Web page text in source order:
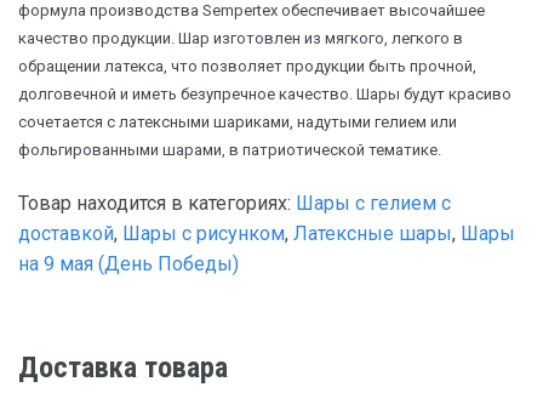
формула производства Sempertex обеспечивает высочайшее
качество продукции. Шар изготовлен из мягкого, легкого в
обращении латекса, что позволяет продукции быть прочной,
долговечной и иметь безупречное качество. Шары будут красиво
сочетается с латексными шариками, надутыми гелием или
фольгированными шарами, в патриотической тематике.
Товар находится в категориях: Шары с гелием с
доставкой, Шары с рисунком, Латексные шары, Шары
на 9 мая (День Победы)
Доставка товара